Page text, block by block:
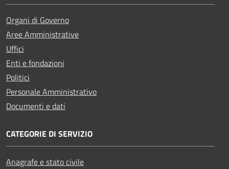
Organi di Governo
Aree Amministrative
Uffici
Enti e fondazioni
Politici
Personale Amministrativo
Documenti e dati
CATEGORIE DI SERVIZIO
Anagrafe e stato civile